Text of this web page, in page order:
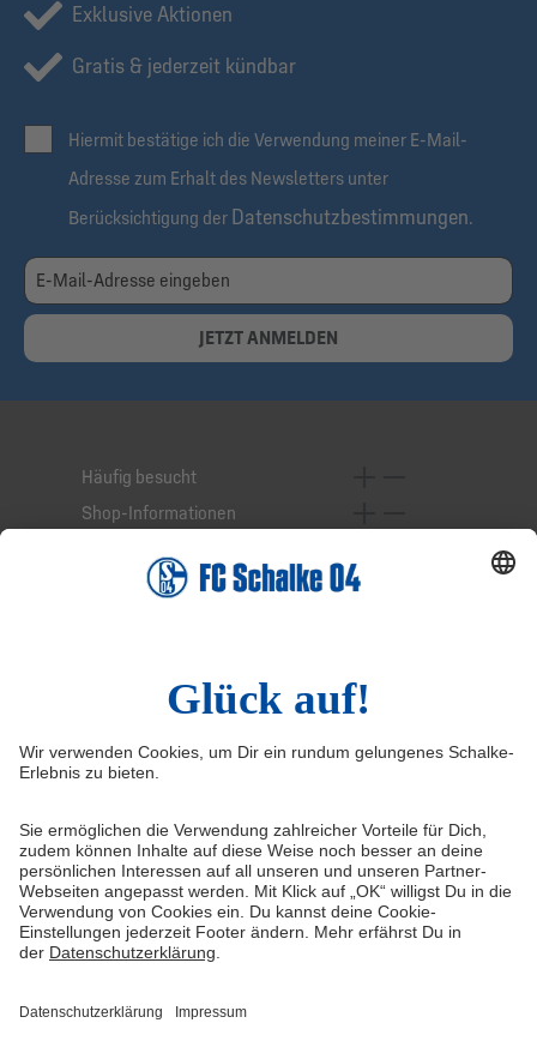
Exklusive Aktionen
Gratis & jederzeit kündbar
Hiermit bestätige ich die Verwendung meiner E-Mail-
Adresse zum Erhalt des Newsletters unter
Berücksichtigung der Datenschutzbestimmungen.
JETZT ANMELDEN
Häufig besucht
Shop-Informationen
Service-Hotline
Widerruf Vertrag widerrufen
AGB
Cookie-Einstellungen
Datenschutzerklärung Impressum